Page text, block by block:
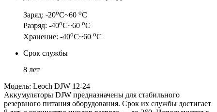
Заряд: -20оС~60 оС
Разряд: -40оС~60 оС
Хранение: -40оС~60 оС
Срок службы
8 лет
Модель: Leoch DJW 12-24
Аккумуляторы DJW предназначены для стабильного
резервного питания оборудования. Срок их службы достигает